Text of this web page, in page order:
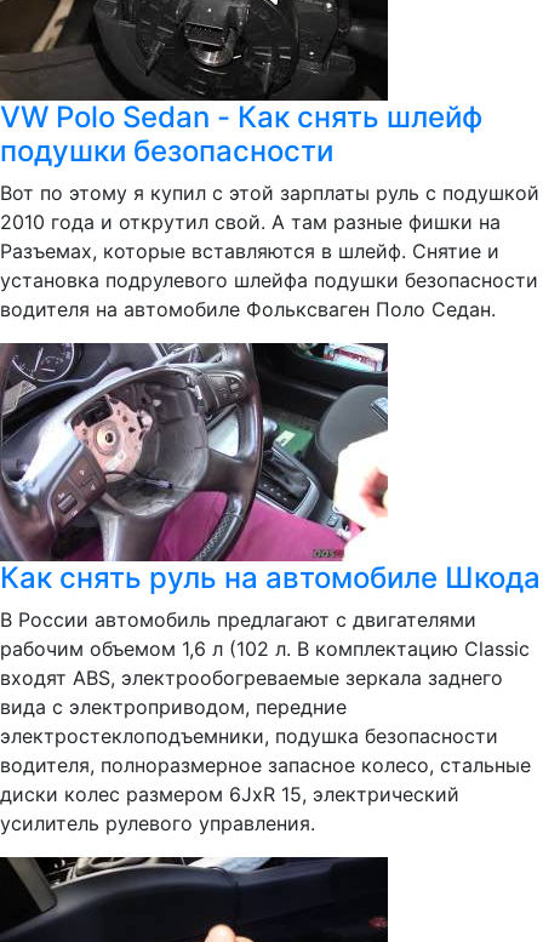
VW Polo Sedan - Как снять шлейф
подушки безопасности
Вот по этому я купил с этой зарплаты руль с подушкой
2010 года и открутил свой. А там разные фишки на
Разъемах, которые вставляются в шлейф. Снятие и
установка подрулевого шлейфа подушки безопасности
водителя на автомобиле Фольксваген Поло Седан.
Как снять руль на автомобиле Шкода
В России автомобиль предлагают с двигателями
рабочим объемом 1,6 л (102 л. В комплектацию Classic
входят ABS, электрообогреваемые зеркала заднего
вида с электроприводом, передние
электростеклоподъемники, подушка безопасности
водителя, полноразмерное запасное колесо, стальные
диски колес размером 6JxR 15, электрический
усилитель рулевого управления.